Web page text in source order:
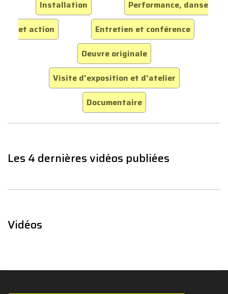
Installation
Performance, danse
et action
Entretien et conférence
Oeuvre originale
Visite d'exposition et d'atelier
Documentaire
Les 4 dernières vidéos publiées
Vidéos